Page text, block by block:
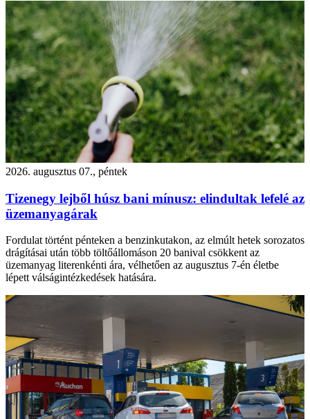
2026. augusztus 07., péntek
Tizenegy lejből húsz bani mínusz: elindultak lefelé az
üzemanyagárak
Fordulat történt pénteken a benzinkutakon, az elmúlt hetek sorozatos
drágításai után több töltőállomáson 20 banival csökkent az
üzemanyag literenkénti ára, vélhetően az augusztus 7-én életbe
lépett válságintézkedések hatására.